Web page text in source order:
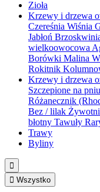
Zioła
Krzewy i drzewa
Czereśnia Wiśnia
Jabłoń
wielkoowocowa
Borówki Malina
Rokitnik
Krzewy i drzewa
Szczepione na pniu
Różanecznik
Bez / lilak
błotny Tawuły
Trawy
Byliny

 Wszystko